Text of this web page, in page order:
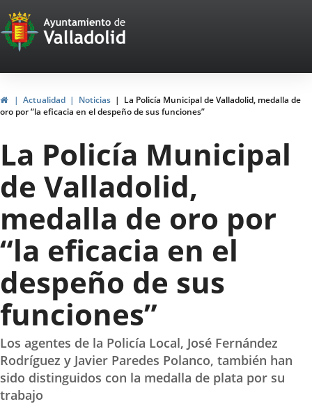
Portal
Web
del
Ayuntamiento
de
Valladolid
HomeActualidad Noticias
La Policía Municipal de Valladolid, medalla de
oro por “la eficacia en el despeño de sus funciones”
La Policía Municipal
de Valladolid,
medalla de oro por
“la eficacia en el
despeño de sus
funciones”
Los agentes de la Policía Local, José Fernández
Rodríguez y Javier Paredes Polanco, también han
sido distinguidos con la medalla de plata por su
trabajo